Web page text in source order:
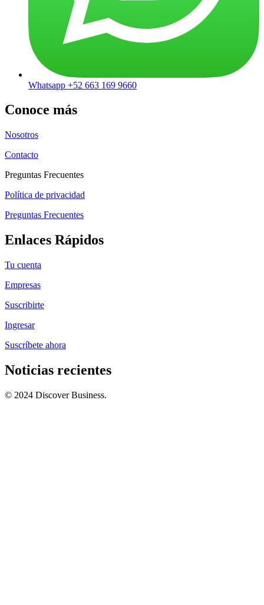
Whatsapp +52 663 169 9660
Conoce más
Nosotros
Contacto
Preguntas Frecuentes
Política de privacidad
Preguntas Frecuentes
Enlaces Rápidos
Tu cuenta
Empresas
Suscribirte
Ingresar
Suscríbete ahora
Noticias recientes
© 2024 Discover Business.